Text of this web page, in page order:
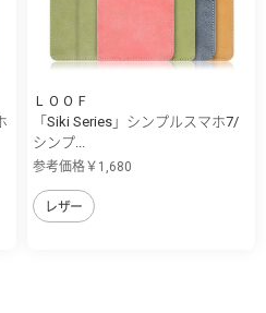
ＬＯＯＦ
「Siki Series」シンプルスマホ7/
シンプ...
参考価格￥1,680
レザー